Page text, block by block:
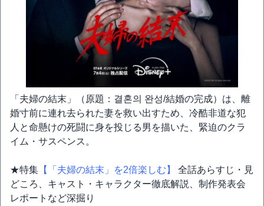
「夫婦の結末」（原題：결혼의 완성/結婚の完成）は、離
婚寸前に連れ去られた妻を救い出すため、冷酷非道な犯
人と命懸けの死闘に身を投じる男を描いた、緊迫のクラ
イム・サスペンス。
★特集 【「夫婦の結末」を2倍楽しむ】
全話あらすじ・見
どころ、キャスト・キャラクター徹底解説、制作発表会
レポートなど深掘り